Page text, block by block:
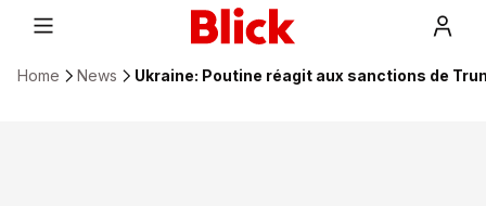
Home News Ukraine: Poutine réagit aux sanctions de